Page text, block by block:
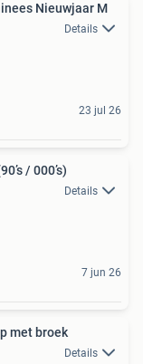
Nieuwjaar M
Details
23 jul 26
/ 000’s)
Details
7 jun 26
met broek
Details